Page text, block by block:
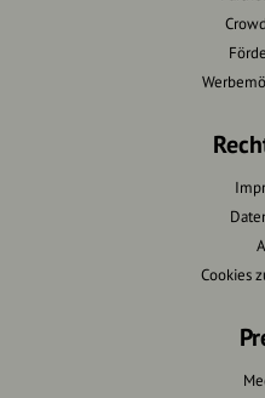
Cookies